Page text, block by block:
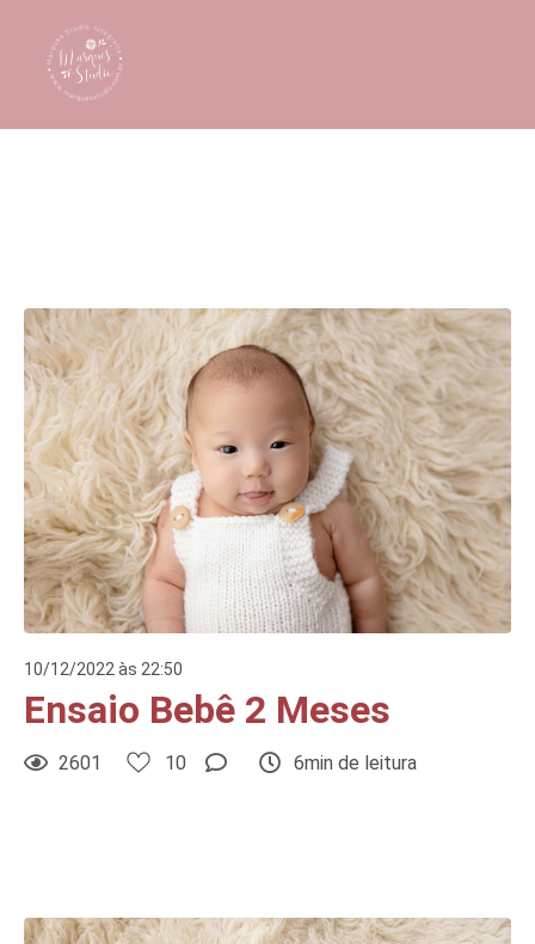
10/12/2022 às 22:50
Ensaio Bebê 2 Meses
2601 10 6min de leitura